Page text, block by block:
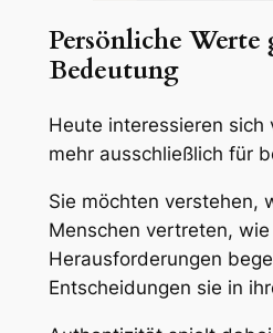
Persönliche Werte
Bedeutung
Heute interessieren sich
mehr ausschließlich für
Sie möchten verstehen,
Menschen vertreten, wie
Herausforderungen
Entscheidungen sie in